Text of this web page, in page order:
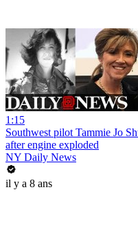
1:15
Southwest pilot Tammie Jo
after engine exploded
NY Daily News
il y a 8 ans